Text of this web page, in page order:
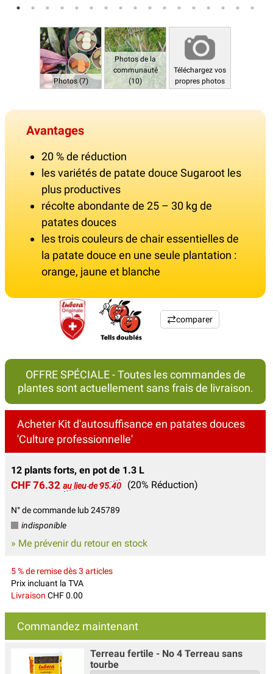
Photos (7)
Photos de la
communauté
(10)
Téléchargez vos
propres photos
Avantages
20 % de réduction
les variétés de patate douce Sugaroot les
plus productives
récolte abondante de 25 – 30 kg de
patates douces
les trois couleurs de chair essentielles de
la patate douce en une seule plantation :
orange, jaune et blanche
comparer
OFFRE SPÉCIALE - Toutes les commandes de
plantes sont actuellement sans frais de livraison.
Acheter Kit d'autosuffisance en patates douces
'Culture professionnelle'
12 plants forts, en pot de 1.3 L
CHF 76.32 au lieu de 95.40 (20% Réduction)
N° de commande lub 245789
indisponible
» Me prévenir du retour en stock
5 % de remise dès 3 articles
Prix incluant la TVA
Livraison CHF 0.00
Commandez maintenant
Terreau fertile - No 4 Terreau sans
tourbe